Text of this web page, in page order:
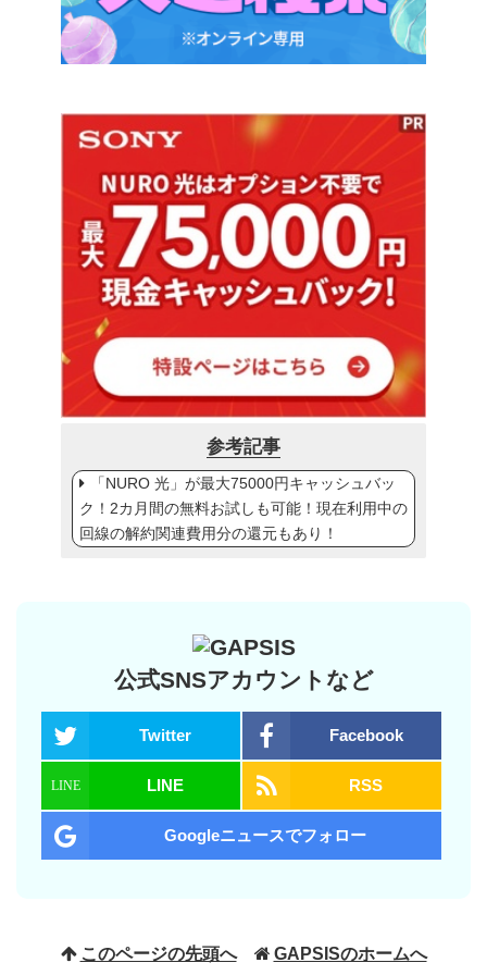
参考記事
「NURO 光」が最大75000円キャッシュバッ
ク！2カ月間の無料お試しも可能！現在利用中の
回線の解約関連費用分の還元もあり！
公式SNSアカウントなど
Twitter Facebook
LINE RSS
Googleニュースでフォロー
このページの先頭へ GAPSISのホームへ